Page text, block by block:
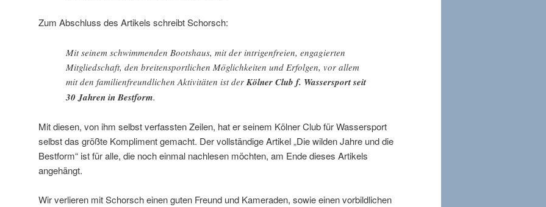
Zum Abschluss des Artikels schreibt Schorsch:
Mit seinem schwimmenden Bootshaus, mit der intrigenfreien, engagierten
Mitgliedschaft, den breitensportlichen Möglichkeiten und Erfolgen, vor allem
mit den familienfreundlichen Aktivitäten ist der Kölner Club f. Wassersport seit
30 Jahren in Bestform.
Mit diesen, von ihm selbst verfassten Zeilen, hat er seinem Kölner Club für Wassersport
selbst das größte Kompliment gemacht. Der vollständige Artikel „Die wilden Jahre und die
Bestform“ ist für alle, die noch einmal nachlesen möchten, am Ende dieses Artikels
angehängt.
Wir verlieren mit Schorsch einen guten Freund und Kameraden, sowie einen vorbildlichen